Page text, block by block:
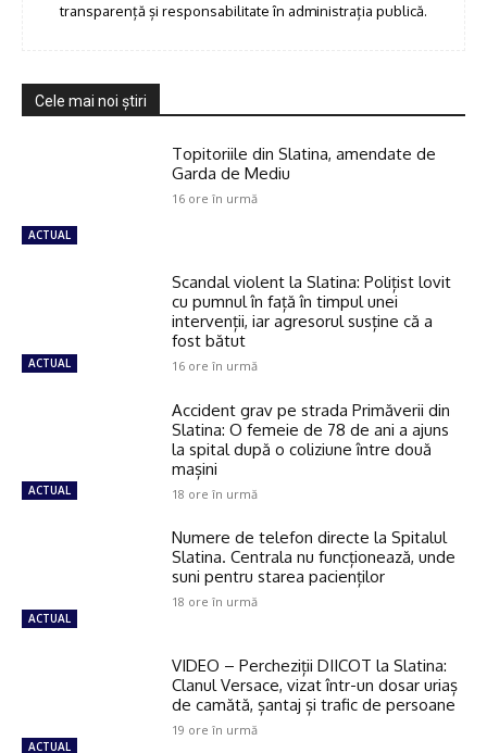
transparență și responsabilitate în administrația publică.
Cele mai noi ştiri
ACTUAL
Topitoriile din Slatina, amendate de
Garda de Mediu
16 ore în urmă
ACTUAL
Scandal violent la Slatina: Polițist lovit
cu pumnul în față în timpul unei
intervenții, iar agresorul susține că a
fost bătut
16 ore în urmă
ACTUAL
Accident grav pe strada Primăverii din
Slatina: O femeie de 78 de ani a ajuns
la spital după o coliziune între două
mașini
18 ore în urmă
ACTUAL
Numere de telefon directe la Spitalul
Slatina. Centrala nu funcționează, unde
suni pentru starea pacienților
18 ore în urmă
ACTUAL
VIDEO – Percheziții DIICOT la Slatina:
Clanul Versace, vizat într-un dosar uriaș
de camătă, șantaj și trafic de persoane
19 ore în urmă